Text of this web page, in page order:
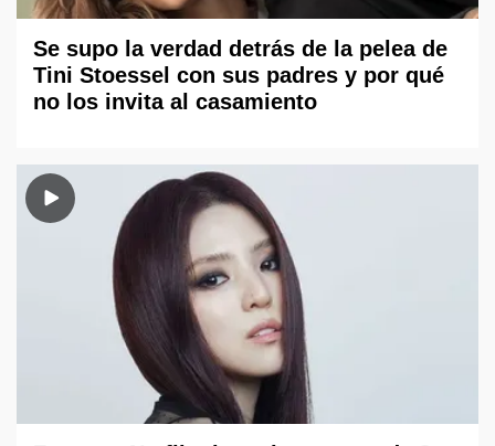
Se supo la verdad detrás de la pelea de
Tini Stoessel con sus padres y por qué
no los invita al casamiento